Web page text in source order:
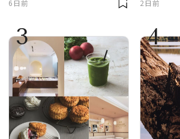
6日前
華やか
て登場
2日前
3 4